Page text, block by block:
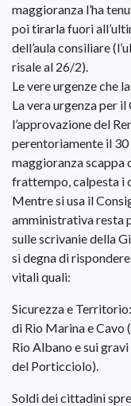
maggioranza l’ha
poi tirarla fuori
dell’aula consiliare
risale al 26/2).
Le vere urgenze che
La vera urgenza per il
l’approvazione del
perentoriamente il
maggioranza
frattempo, calpesta i
Mentre si usa il
amministrativa resta
sulle scrivanie della
si degna di
vitali quali:
Sicurezza e
di Rio Marina e Cavo
Rio Albano e sui
del Porticciolo).
Soldi dei cittadini